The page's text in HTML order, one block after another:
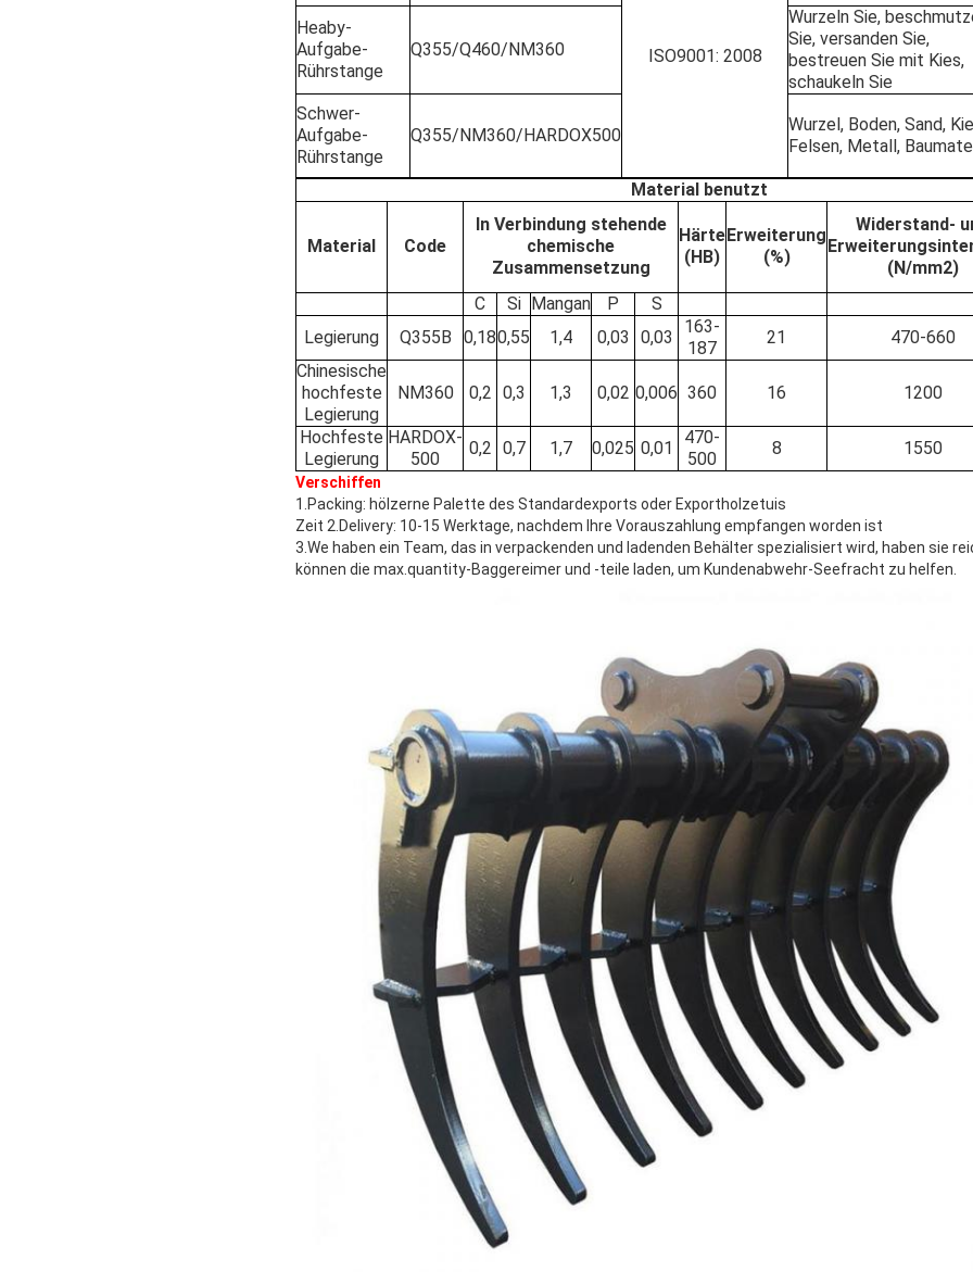
ISO9001: 2008
Heaby-
Aufgabe-
Rührstange
Q355/Q460/NM360
Wurzeln Sie,
Sie, versanden Sie,
bestreuen Sie mit Kies,
schaukeln Sie
Schwer-
Aufgabe-
Rührstange
Q355/NM360/HARDOX500
Wurzel, Boden, Sand,
Felsen, Metall,
Material benutzt
Material Code
In Verbindung stehende
chemische
Zusammensetzung
Härte
(HB)
Erweiterung
(%)
Widerstand-
(N/mm2)
C
Si Mangan P
S
Legierung
Q355B 0,180,55 1,4 0,03 0,03
163-
187
21
470-660
Chinesische
hochfeste
Legierung
NM360 0,2 0,3 1,3 0,02 0,006 360 16 1200
Hochfeste
Legierung
HARDOX-
500
0,2 0,7 1,7 0,025 0,01
470-
500
8 1550
Verschiffen
1.Packing: hölzerne Palette des Standardexports oder Exportholzetuis
Zeit 2.Delivery: 10-15 Werktage, nachdem Ihre Vorauszahlung empfangen worden ist
3.We haben ein Team, das in verpackenden und ladenden Behälter spezialisiert wird, haben sie
können die max.quantity-Baggereimer und -teile laden, um Kundenabwehr-Seefracht zu helfen.